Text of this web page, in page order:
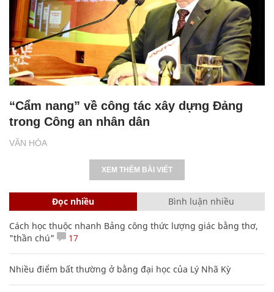
VĂN HÓA
“Cẩm nang” về công tác xây dựng Đảng
trong Công an nhân dân
XEM THÊM BÀI VIẾT
Đọc nhiều Bình luận nhiều
Cách học thuộc nhanh Bảng công thức lượng giác bằng thơ,
"thần chú"
17
Nhiều điểm bất thường ở bằng đại học của Lý Nhã Kỳ